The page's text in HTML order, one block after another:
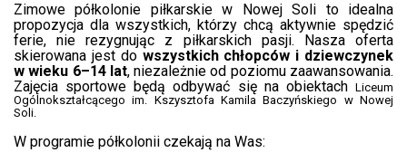
Zimowe półkolonie piłkarskie w Nowej Soli to idealna
propozycja dla wszystkich, którzy chcą aktywnie spędzić
ferie, nie rezygnując z piłkarskich pasji. Nasza oferta
skierowana jest do wszystkich chłopców i dziewczynek
w wieku 6–14 lat, niezależnie od poziomu zaawansowania.
Zajęcia sportowe będą odbywać sięna obiektachLiceum
Ogólnokształcącego im. Kszysztofa Kamila Baczyńskiego w Nowej
Soli.​
W programie półkolonii czekają na Was: